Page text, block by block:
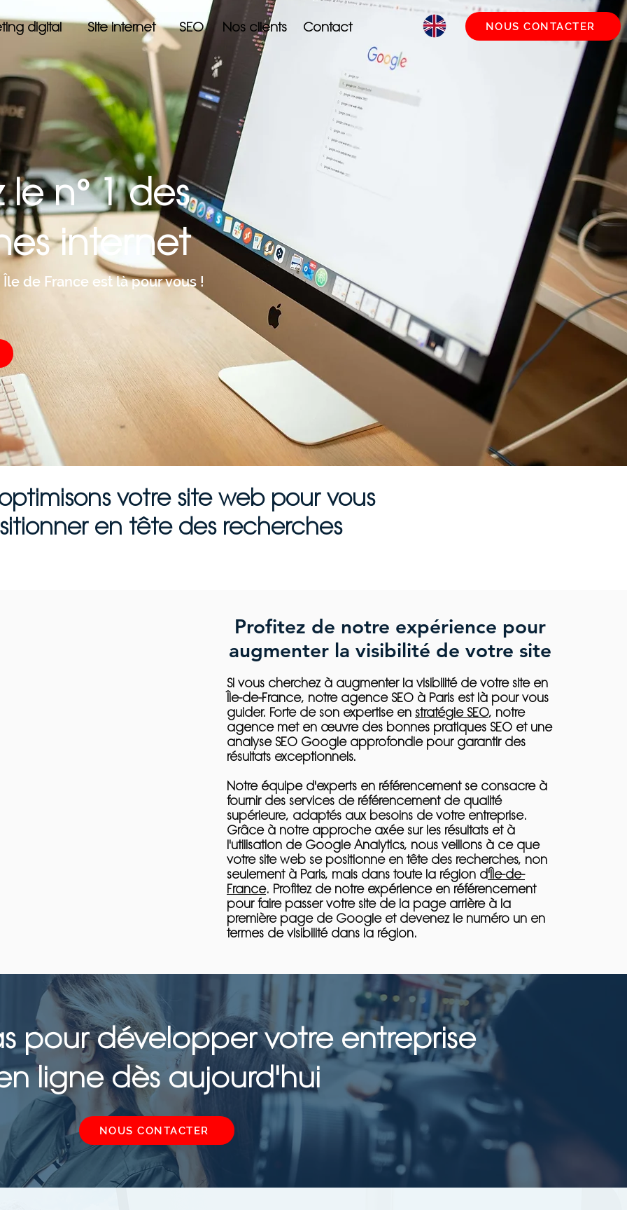
le n° 1 des
internet
de France est là pour vous !
digital Site internet SEO Nos clients Contact NOUS CONTACTER
votre site web pour vous
en tête des recherches
Profitez de notre expérience pour
augmenter la visibilité de votre site
Si vous cherchez à augmenter la visibilité de votre site en
Île-de-France, notre agence SEO à Paris est là pour vous
guider. Forte de son expertise en stratégie SEO, notre
agence met en œuvre des bonnes pratiques SEO et une
analyse SEO Google approfondie pour garantir des
résultats exceptionnels.
Notre équipe d'experts en référencement se consacre à
fournir des services de référencement de qualité
supérieure, adaptés aux besoins de votre entreprise.
Grâce à notre approche axée sur les résultats et à
l'utilisation de Google Analytics, nous veillons à ce que
votre site web se positionne en tête des recherches, non
seulement à Paris, mais dans toute la région d'Île-de-
France. Profitez de notre expérience en référencement
pour faire passer votre site de la page arrière à la
première page de Google et devenez le numéro un en
termes de visibilité dans la région.
pour développer votre entreprise
ligne dès aujourd'hui
NOUS CONTACTER